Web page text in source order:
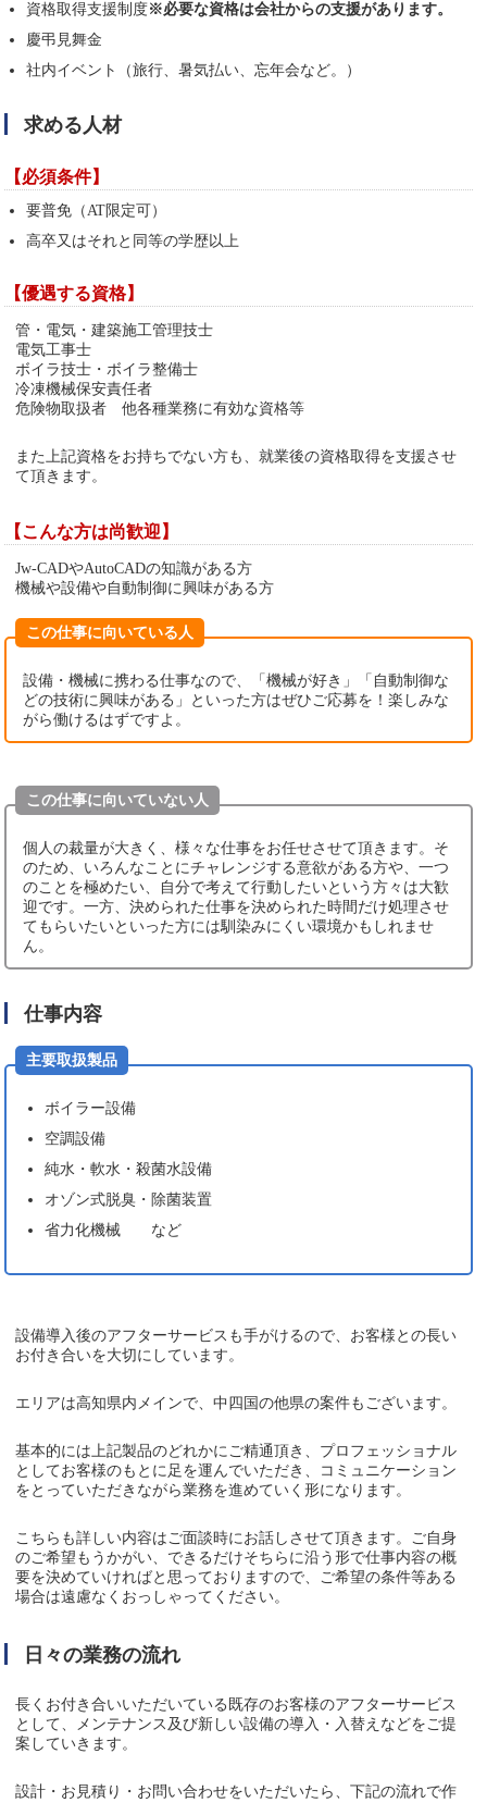
資格取得支援制度※必要な資格は会社からの支援があります。
慶弔見舞金
社内イベント（旅行、暑気払い、忘年会など。）
求める人材
【必須条件】
要普免（AT限定可）
高卒又はそれと同等の学歴以上
【優遇する資格】
管・電気・建築施工管理技士
電気工事士
ボイラ技士・ボイラ整備士
冷凍機械保安責任者
危険物取扱者 他各種業務に有効な資格等
また上記資格をお持ちでない方も、就業後の資格取得を支援させ
て頂きます。
【こんな方は尚歓迎】
Jw-CADやAutoCADの知識がある方
機械や設備や自動制御に興味がある方
この仕事に向いている人
設備・機械に携わる仕事なので、「機械が好き」「自動制御な
どの技術に興味がある」といった方はぜひご応募を！楽しみな
がら働けるはずですよ。
この仕事に向いていない人
個人の裁量が大きく、様々な仕事をお任せさせて頂きます。そ
のため、いろんなことにチャレンジする意欲がある方や、一つ
のことを極めたい、自分で考えて行動したいという方々は大歓
迎です。一方、決められた仕事を決められた時間だけ処理させ
てもらいたいといった方には馴染みにくい環境かもしれませ
ん。
仕事内容
主要取扱製品
ボイラー設備
空調設備
純水・軟水・殺菌水設備
オゾン式脱臭・除菌装置
省力化機械 など
設備導入後のアフターサービスも手がけるので、お客様との長い
お付き合いを大切にしています。
エリアは高知県内メインで、中四国の他県の案件もございます。
基本的には上記製品のどれかにご精通頂き、プロフェッショナル
としてお客様のもとに足を運んでいただき、コミュニケーション
をとっていただきながら業務を進めていく形になります。
こちらも詳しい内容はご面談時にお話しさせて頂きます。ご自身
のご希望もうかがい、できるだけそちらに沿う形で仕事内容の概
要を決めていければと思っておりますので、ご希望の条件等ある
場合は遠慮なくおっしゃってください。
日々の業務の流れ
長くお付き合いいただいている既存のお客様のアフターサービス
として、メンテナンス及び新しい設備の導入・入替えなどをご提
案していきます。
設計・お見積り・お問い合わせをいただいたら、下記の流れで作